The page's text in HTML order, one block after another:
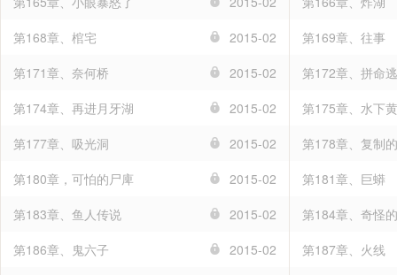
第168章、棺宅
2015-02
第169章、往事
第171章、奈何桥
2015-02
第172章、拼命
第174章、再进月牙湖
2015-02
第175章、水下
第177章、吸光洞
2015-02
第178章、复制
第180章，可怕的尸庳
2015-02
第181章、巨蟒
第183章、鱼人传说
2015-02
第184章、奇怪
第186章、鬼六子
2015-02
第187章、火线